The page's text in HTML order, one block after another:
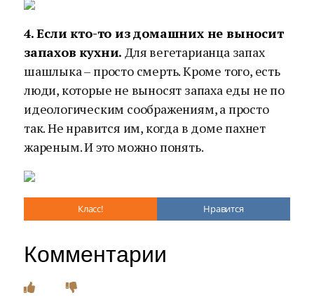
4. Если кто-то из домашних не выносит
запахов кухни. Для вегетарианца запах
шашлыка – просто смерть. Кроме того, есть
люди, которые не выносят запаха еды не по
идеологическим соображениям, а просто
так. Не нравится им, когда в доме пахнет
жареным. И это можно понять.
Класс! Нравится
Комментарии